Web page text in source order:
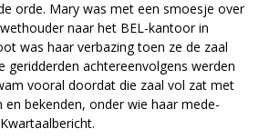
orde. Mary was met een smoesje over
naar het BEL-kantoor in
was haar verbazing toen ze de zaal
geridderden achtereenvolgens werden
vooral doordat die zaal vol zat met
en bekenden, onder wie haar mede-